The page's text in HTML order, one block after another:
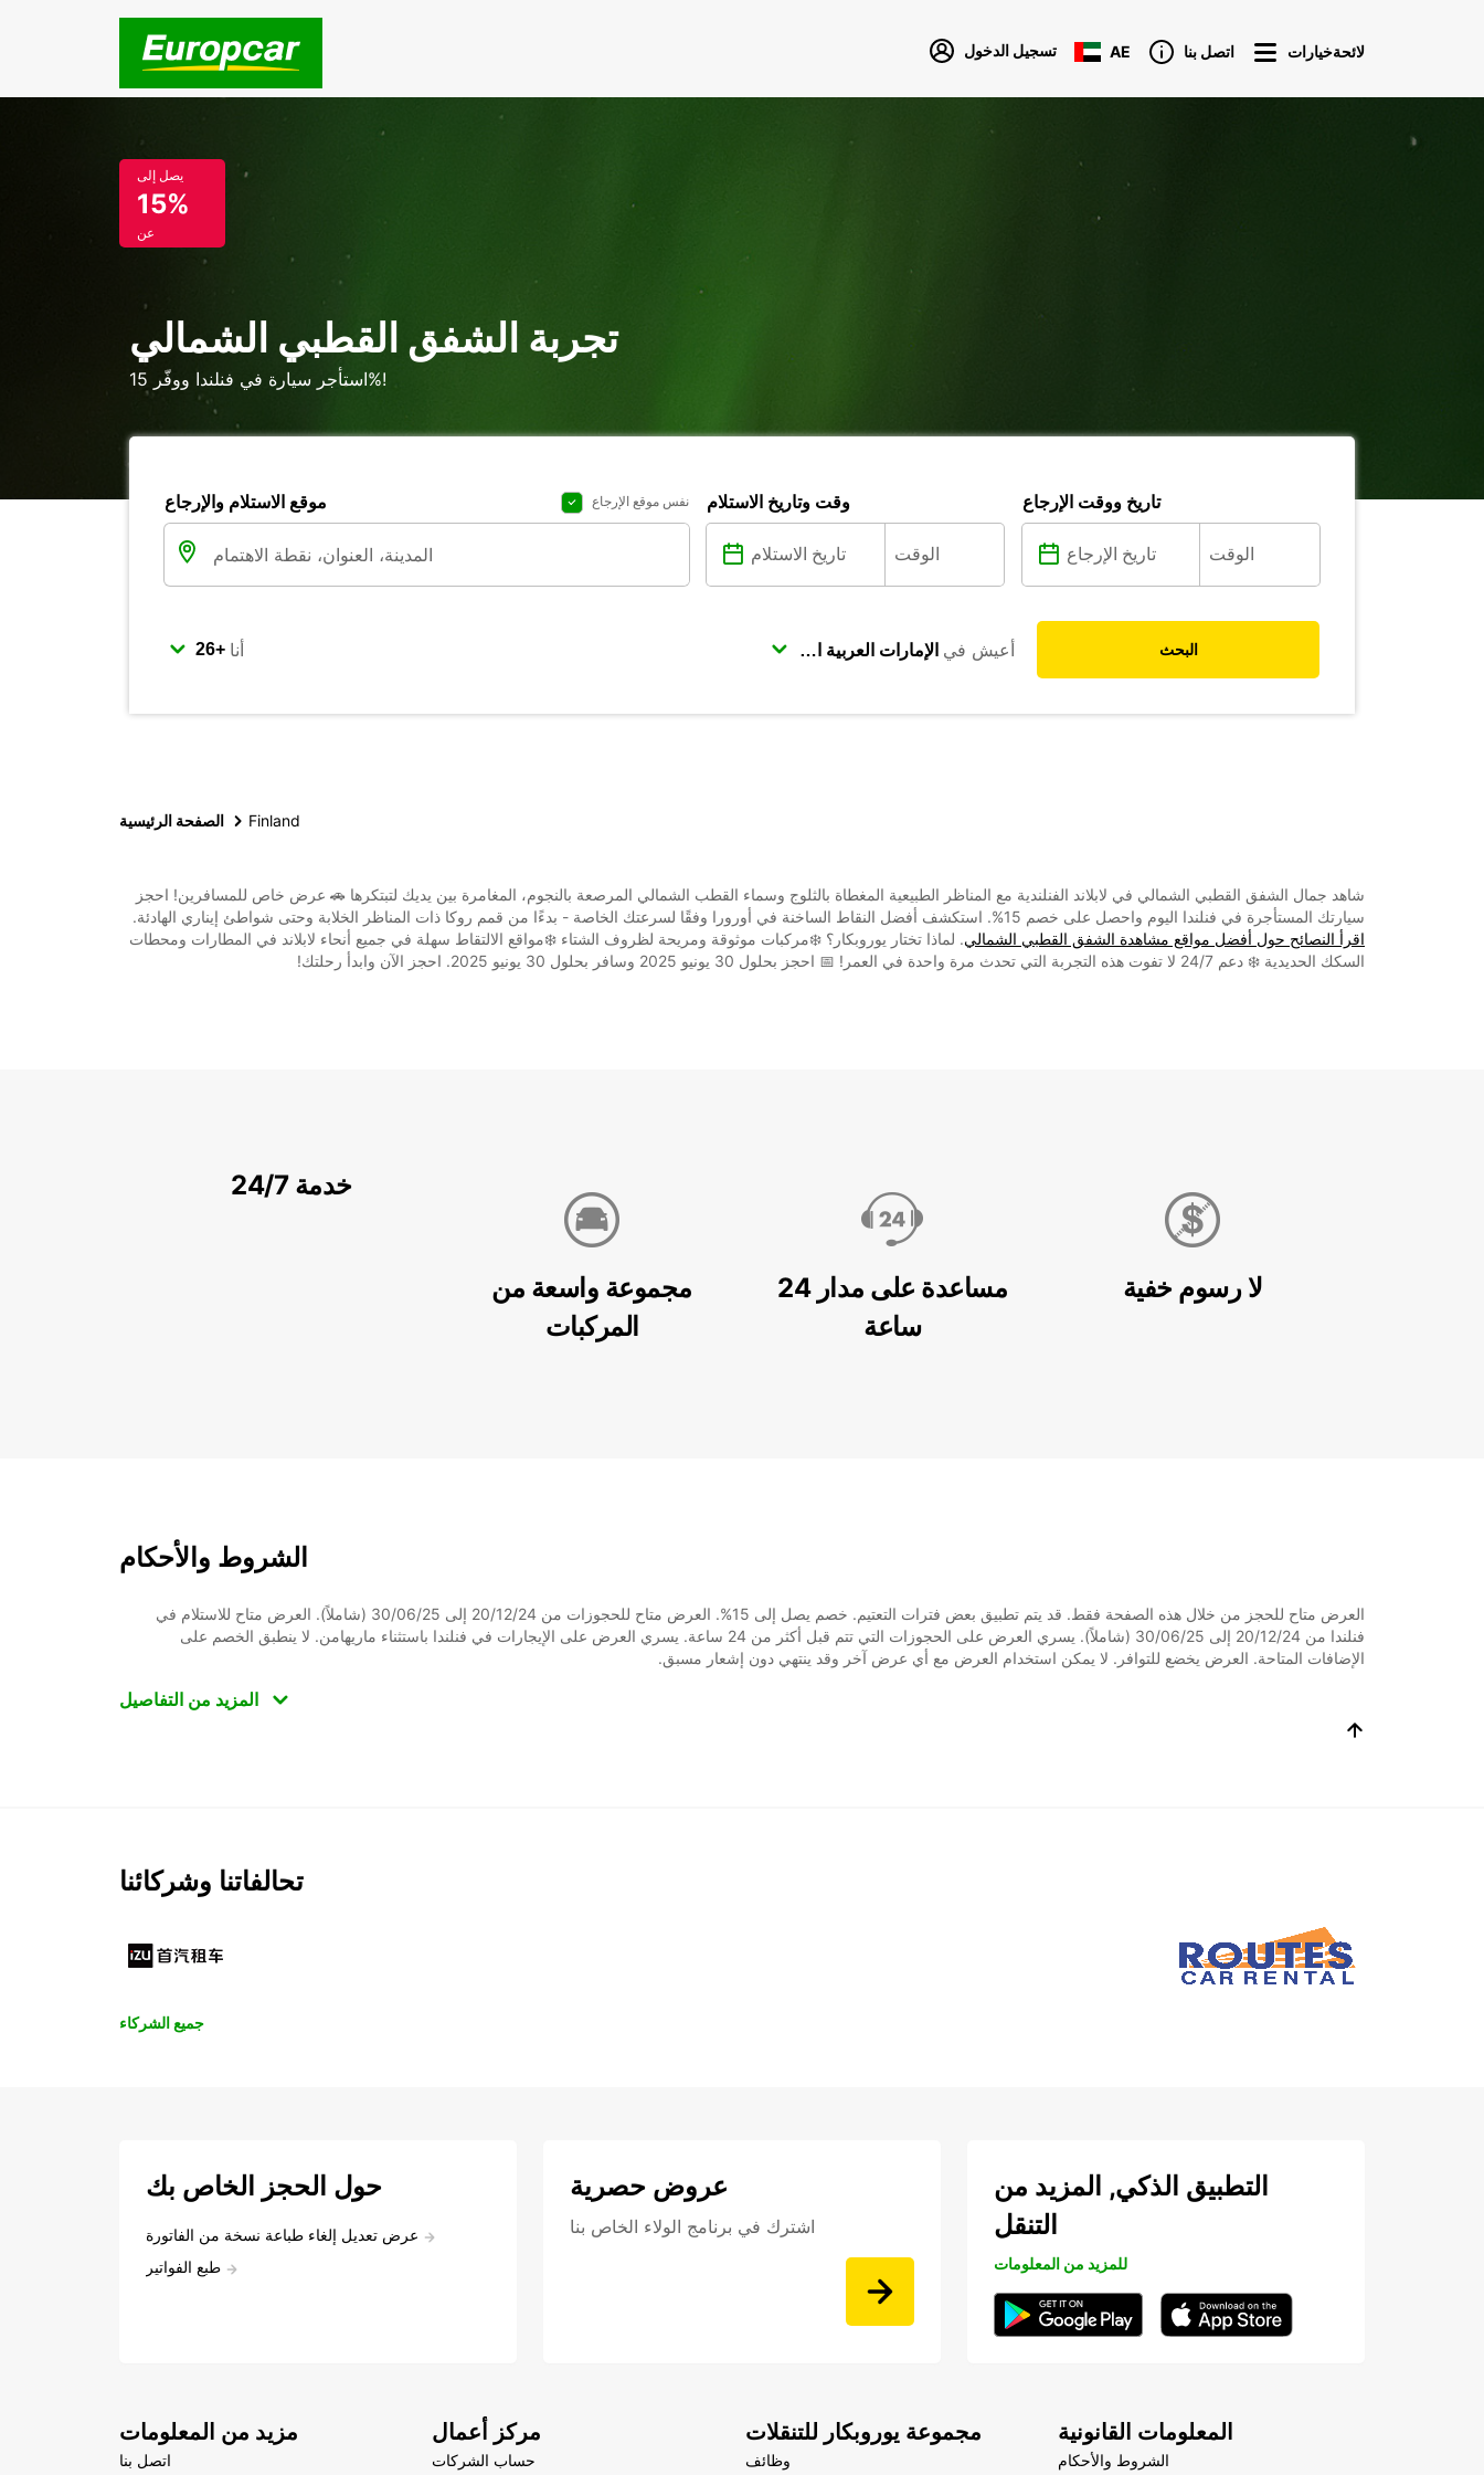
تسجيل الدخول AE اتصل بنا لائحةخيارات
يصل إلى
15%
عن
تجربة الشفق القطبي الشمالي
استأجر سيارة في فنلندا ووفّر 15%!
موقع الاستلام والإرجاع نفس موقع الإرجاع وقت وتاريخ الاستلام تاريخ ووقت الإرجاع
أنا أعيش في البحث
الصفحة الرئيسية Finland
شاهد جمال الشفق القطبي الشمالي في لابلاند الفنلندية مع المناظر الطبيعية المغطاة بالثلوج وسماء القطب الشمالي المرصعة بالنجوم، المغامرة بين يديك لتبتكرها 🚗 عرض خاص للمسافرين! احجز
سيارتك المستأجرة في فنلندا اليوم واحصل على خصم 15%. استكشف أفضل النقاط الساخنة في أورورا وفقًا لسرعتك الخاصة - بدءًا من قمم روكا ذات المناظر الخلابة وحتى شواطئ إيناري الهادئة.
اقرأ النصائح حول أفضل مواقع مشاهدة الشفق القطبي الشمالي. لماذا تختار يوروبكار؟ ❄️مركبات موثوقة ومريحة لظروف الشتاء ❄️مواقع الالتقاط سهلة في جميع أنحاء لابلاند في المطارات ومحطات
السكك الحديدية ❄️ دعم 24/7 لا تفوت هذه التجربة التي تحدث مرة واحدة في العمر! 📅 احجز بحلول 30 يونيو 2025 وسافر بحلول 30 يونيو 2025. احجز الآن وابدأ رحلتك!
لا رسوم خفية
مساعدة على مدار 24
ساعة
مجموعة واسعة من
المركبات
خدمة 24/7
الشروط والأحكام
العرض متاح للحجز من خلال هذه الصفحة فقط. قد يتم تطبيق بعض فترات التعتيم. خصم يصل إلى 15%. العرض متاح للحجوزات من 20/12/24 إلى 30/06/25 (شاملاً). العرض متاح للاستلام في
فنلندا من 20/12/24 إلى 30/06/25 (شاملاً). يسري العرض على الحجوزات التي تتم قبل أكثر من 24 ساعة. يسري العرض على الإيجارات في فنلندا باستثناء ماريهامن. لا ينطبق الخصم على
الإضافات المتاحة. العرض يخضع للتوافر. لا يمكن استخدام العرض مع أي عرض آخر وقد ينتهي دون إشعار مسبق.
المزيد من التفاصيل
تحالفاتنا وشركائنا
جميع الشركاء
حول الحجز الخاص بك
عرض تعديل إلغاء طباعة نسخة من الفاتورة
طبع الفواتير
عروض حصرية
اشترك في برنامج الولاء الخاص بنا
التطبيق الذكي, المزيد من
التنقل
للمزيد من المعلومات
مزيد من المعلومات
اتصل بنا
مركز أعمال
حساب الشركات
مجموعة يوروبكار للتنقلات
وظائف
المعلومات القانونية
الشروط والأحكام